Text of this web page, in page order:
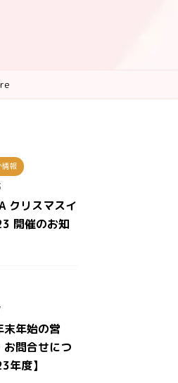
報
クリスマスイ
開催のお知
末年始の営
お問合せにつ
年度】